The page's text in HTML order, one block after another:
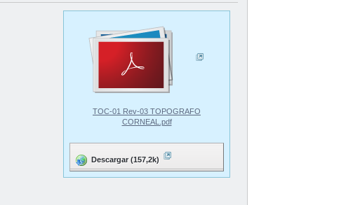
TOC-01 Rev-03 TOPOGRAFO
CORNEAL.pdf
Descargar (157,2k)